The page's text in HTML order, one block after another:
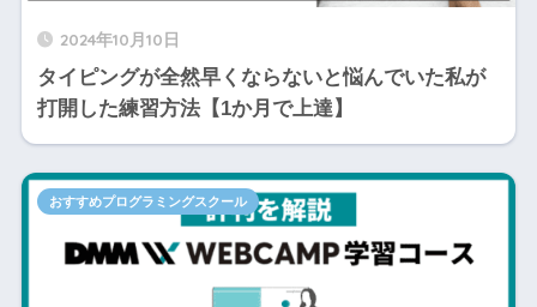
2024年10月10日
タイピングが全然早くならないと悩んでいた私が
打開した練習方法【1か月で上達】
おすすめプログラミングスクール